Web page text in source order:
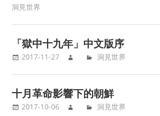
洞見世界
「獄中十九年」中文版序
2017-11-27 洞見世界
十月革命影響下的朝鮮
2017-10-06 洞見世界